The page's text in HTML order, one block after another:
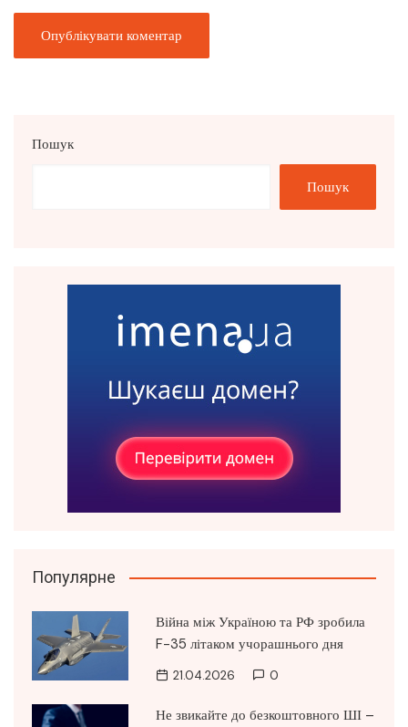
Пошук
Пошук
Популярне
Війна між Україною та РФ зробила
F-35 літаком учорашнього дня
21.04.2026 0
Не звикайте до безкоштовного ШІ –